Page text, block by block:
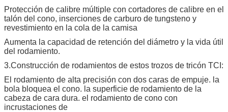
Protección de calibre múltiple con cortadores de calibre en el
talón del cono, inserciones de carburo de tungsteno y
revestimiento en la cola de la camisa
Aumenta la capacidad de retención del diámetro y la vida útil
del rodamiento.
3.Construcción de rodamientos de estos trozos de tricón TCI:
El rodamiento de alta precisión con dos caras de empuje. la
bola bloquea el cono. la superficie de rodamiento de la
cabeza de cara dura. el rodamiento de cono con
incrustaciones de